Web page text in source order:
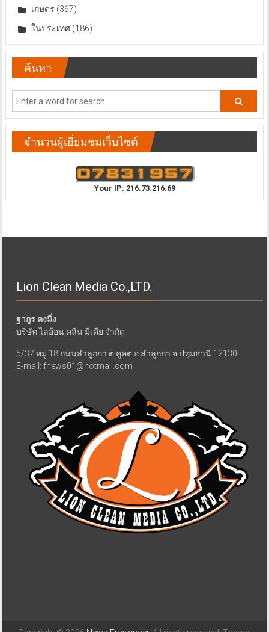
เกษตร (367)
ในประเทศ(186)
ค้นหา
จำนวนผู้เยี่ยมชมเว็บไซต์
Your IP: 216.73.216.69
Lion Clean Media Co.,LTD.
ฐากูร คงมิ่ง
บริษัท ไลอ้อน คลีน มีเดีย จำกัด
5/37 หมู่ 18 ถนนลำลูกกา ต.คูคต อ.ลำลูกกา จ.ปทุมธานี 12130
E-mail: fnews01@hotmail.com